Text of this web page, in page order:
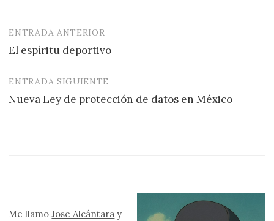
Navegación
de
entradas
ENTRADA ANTERIOR
El espíritu deportivo
ENTRADA SIGUIENTE
Nueva Ley de protección de datos en México
Me llamoJose Alcántara y